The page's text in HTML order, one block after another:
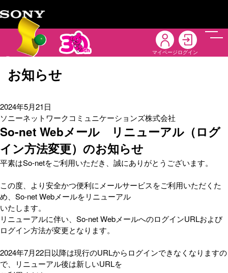
マイページ ログイン
メニ
お知らせ
2024年5月21日
ソニーネットワークコミュニケーションズ株式会社
So-net Webメール リニューアル（ログ
イン方法変更）のお知らせ
平素はSo-netをご利用いただき、誠にありがとうございます。
この度、より安全かつ便利にメールサービスをご利用いただくた
め、So-net Webメールをリニューアル
いたします。
リニューアルに伴い、So-net WebメールへのログインURLおよび
ログイン方法が変更となります。
2024年7月22日以降は現行のURLからログインできなくなりますの
で、リニューアル後は新しいURLを